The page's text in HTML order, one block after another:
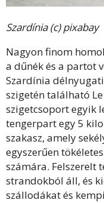
Szardínia (c) pixabay
Nagyon finom
a dűnék és a partot
Szardínia
szigetén található
szigetcsoport egyik
tengerpart egy 5
szakasz, amely
egyszerűen
számára. Felszerelt
strandokból áll, és
szállodákat és